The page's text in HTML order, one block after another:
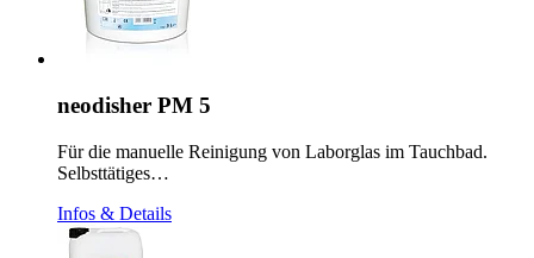
neodisher PM 5
Für die manuelle Reinigung von Laborglas im Tauchbad.
Selbsttätiges…
Infos & Details